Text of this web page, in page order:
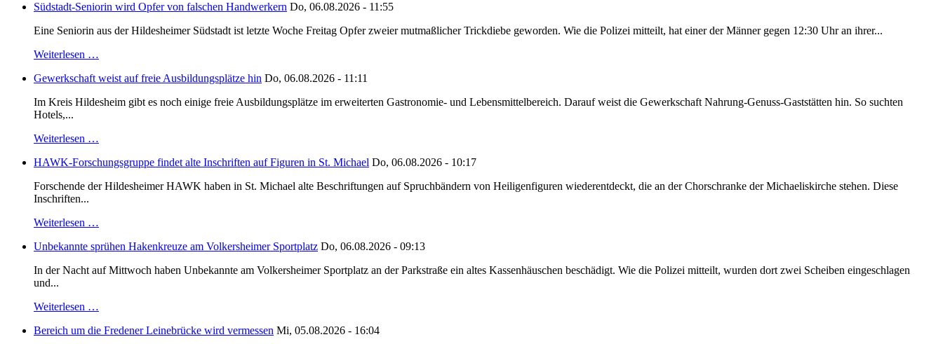
Südstadt-Seniorin wird Opfer von falschen Handwerkern Do, 06.08.2026 - 11:55
Eine Seniorin aus der Hildesheimer Südstadt ist letzte Woche Freitag Opfer zweier mutmaßlicher Trickdiebe geworden. Wie die Polizei mitteilt, hat einer der Männer gegen 12:30 Uhr an ihrer...
Weiterlesen …
Gewerkschaft weist auf freie Ausbildungsplätze hin Do, 06.08.2026 - 11:11
Im Kreis Hildesheim gibt es noch einige freie Ausbildungsplätze im erweiterten Gastronomie- und Lebensmittelbereich. Darauf weist die Gewerkschaft Nahrung-Genuss-Gaststätten hin. So suchten
Hotels,...
Weiterlesen …
HAWK-Forschungsgruppe findet alte Inschriften auf Figuren in St. Michael Do, 06.08.2026 - 10:17
Forschende der Hildesheimer HAWK haben in St. Michael alte Beschriftungen auf Spruchbändern von Heiligenfiguren wiederentdeckt, die an der Chorschranke der Michaeliskirche stehen. Diese
Inschriften...
Weiterlesen …
Unbekannte sprühen Hakenkreuze am Volkersheimer Sportplatz Do, 06.08.2026 - 09:13
In der Nacht auf Mittwoch haben Unbekannte am Volkersheimer Sportplatz an der Parkstraße ein altes Kassenhäuschen beschädigt. Wie die Polizei mitteilt, wurden dort zwei Scheiben eingeschlagen
und...
Weiterlesen …
Bereich um die Fredener Leinebrücke wird vermessen Mi, 05.08.2026 - 16:04